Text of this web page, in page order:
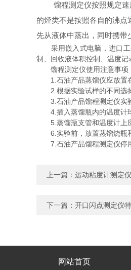
馏程测定仪按照规定速度
的烃类不是按照各自的沸点
先从液体中蒸出，同时携带
采用嵌入式电脑，进口工
制、回收液体积控制、温度记
馏程测定仪使用注意事项
1.石油产品蒸馏仪应放置在
2.根据实验试样的不同选择
3.石油产品馏程测定仪实验
4.插入蒸馏瓶内的温度计球
5.蒸馏瓶支管和温度计上应
6.实验前，放置蒸馏烧瓶和
7.石油产品馏程测定仪停用
上一篇： 运动粘度计测定
下一篇： 开口闪点测定仪
网站首页